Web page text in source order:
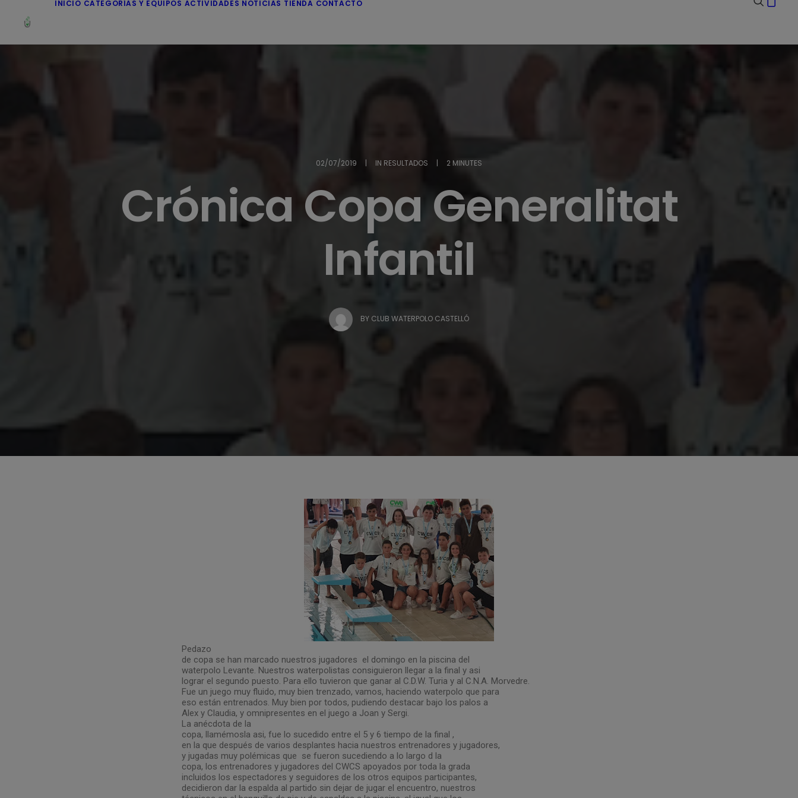
INICIO CATEGORÍAS Y EQUIPOS ACTIVIDADES NOTICIAS TIENDA CONTACTO
02/07/2019 | IN RESULTADOS | 2 MINUTES
Crónica Copa Generalitat
Infantil
BY CLUB WATERPOLO CASTELLÓ
Pedazo
de copa se han marcado nuestros jugadores el domingo en la piscina del
waterpolo Levante. Nuestros waterpolistas consiguieron llegar a la final y asi
lograr el segundo puesto. Para ello tuvieron que ganar al C.D.W. Turia y al C.N.A. Morvedre.
Fue un juego muy fluido, muy bien trenzado, vamos, haciendo waterpolo que para
eso están entrenados. Muy bien por todos, pudiendo destacar bajo los palos a
Alex y Claudia, y omnipresentes en el juego a Joan y Sergi.
La anécdota de la
copa, llamémosla asi, fue lo sucedido entre el 5 y 6 tiempo de la final ,
en la que después de varios desplantes hacia nuestros entrenadores y jugadores,
y jugadas muy polémicas que se fueron sucediendo a lo largo d la
copa, los entrenadores y jugadores del CWCS apoyados por toda la grada
incluidos los espectadores y seguidores de los otros equipos participantes,
decidieron dar la espalda al partido sin dejar de jugar el encuentro, nuestros